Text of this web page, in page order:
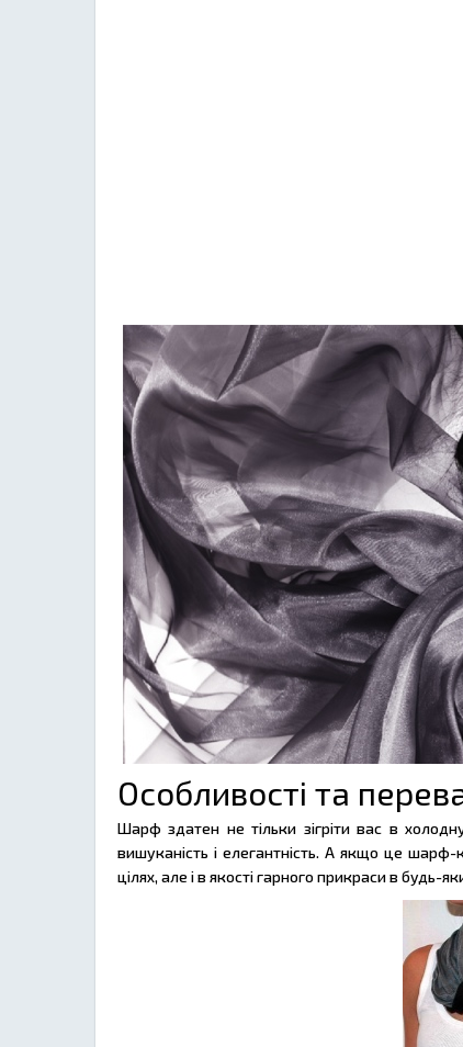
Особливості та
Шарф здатен не тільки зігріти вас в
вишуканість і елегантність. А якщо це
цілях, але і в якості гарного прикраси в будь-